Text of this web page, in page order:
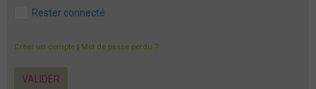
Rester connecté
Créer un compte Mot de passe perdu ?
VALIDER